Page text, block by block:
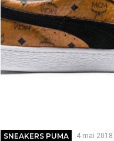
SNEAKERS PUMA 4 mai 2018